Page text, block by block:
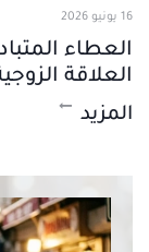
16 يونيو 2026
العطاء
العلاقة
المزيد